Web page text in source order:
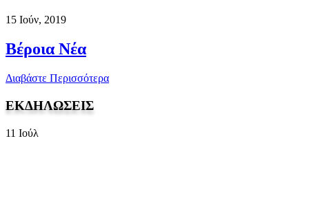
15 Ιούν, 2019
Βέροια Νέα
Διαβάστε Περισσότερα
ΕΚΔΗΛΩΣΕΙΣ
11 Ιούλ